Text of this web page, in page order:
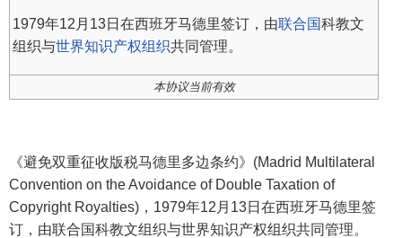
1979年12月13日在西班牙马德里签订，由联合国科教文
组织与世界知识产权组织共同管理。
本协议当前有效
《避免双重征收版税马德里多边条约》(Madrid Multilateral
Convention on the Avoidance of Double Taxation of
Copyright Royalties)，1979年12月13日在西班牙马德里签
订，由联合国科教文组织与世界知识产权组织共同管理。